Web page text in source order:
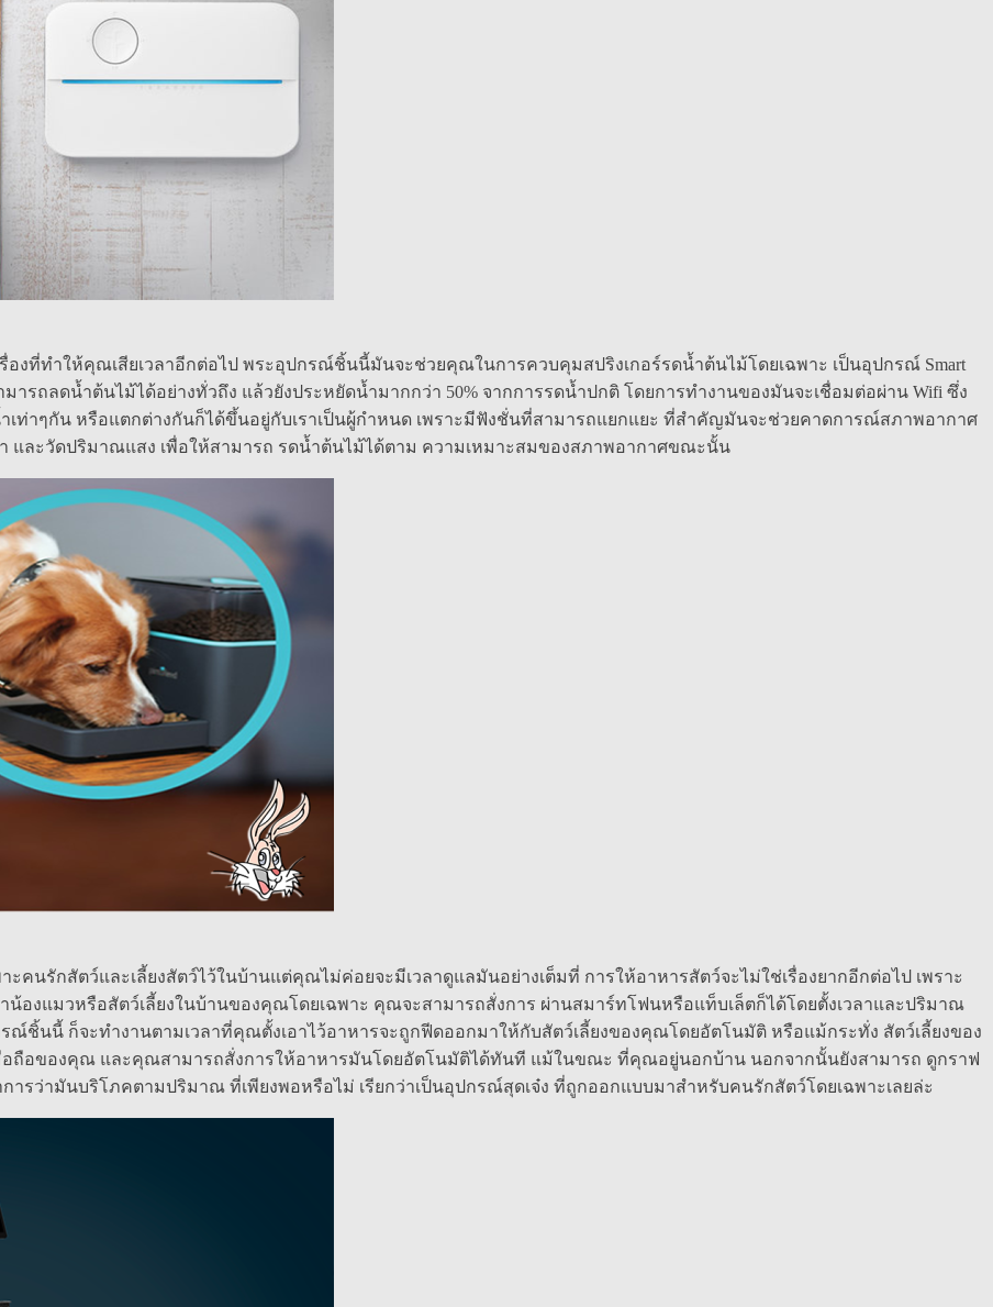
องที่ทำให้คุณเสียเวลาอีกต่อไป พระอุปกรณ์ชิ้นนี้มันจะช่วยคุณในการควบคุมสปริงเกอร์รดน้ำต้นไม้โดยเฉพาะ เป็นอุปกรณ์ Smart
ารถลดน้ำต้นไม้ได้อย่างทั่วถึง แล้วยังประหยัดน้ำมากกว่า 50% จากการรดน้ำปกติ โดยการทำงานของมันจะเชื่อมต่อผ่าน Wifi ซึ่ง
ท่าๆกัน หรือแตกต่างกันก็ได้ขึ้นอยู่กับเราเป็นผู้กำหนด เพราะมีฟังชั่นที่สามารถแยกแยะ ที่สำคัญมันจะช่วยคาดการณ์สภาพอากาศ
ละวัดปริมาณแสง เพื่อให้สามารถ รดน้ำต้นไม้ได้ตาม ความเหมาะสมของสภาพอากาศขณะนั้น
นรักสัตว์และเลี้ยงสัตว์ไว้ในบ้านแต่คุณไม่ค่อยจะมีเวลาดูแลมันอย่างเต็มที่ การให้อาหารสัตว์จะไม่ใช่เรื่องยากอีกต่อไป เพราะ
งแมวหรือสัตว์เลี้ยงในบ้านของคุณโดยเฉพาะ คุณจะสามารถสั่งการ ผ่านสมาร์ทโฟนหรือแท็บเล็ตก็ได้โดยตั้งเวลาและปริมาณ
ชิ้นนี้ ก็จะทำงานตามเวลาที่คุณตั้งเอาไว้อาหารจะถูกฟีดออกมาให้กับสัตว์เลี้ยงของคุณโดยอัตโนมัติ หรือแม้กระทั่ง สัตว์เลี้ยงของ
ถือของคุณ และคุณสามารถสั่งการให้อาหารมันโดยอัตโนมัติได้ทันที แม้ในขณะ ที่คุณอยู่นอกบ้าน นอกจากนั้นยังสามารถ ดูกราฟ
รว่ามันบริโภคตามปริมาณ ที่เพียงพอหรือไม่ เรียกว่าเป็นอุปกรณ์สุดเจ๋ง ที่ถูกออกแบบมาสำหรับคนรักสัตว์โดยเฉพาะเลยล่ะ